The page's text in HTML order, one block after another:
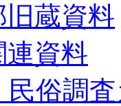
蔵資料
連資料
俗調査